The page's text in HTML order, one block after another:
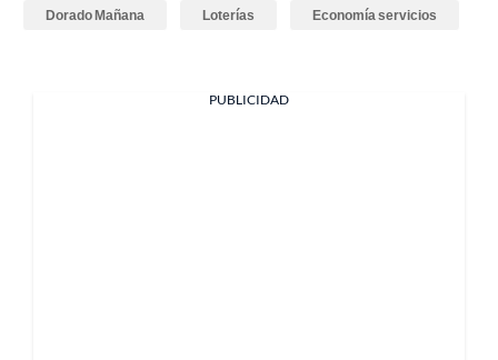
Dorado Mañana Loterías Economía servicios
PUBLICIDAD